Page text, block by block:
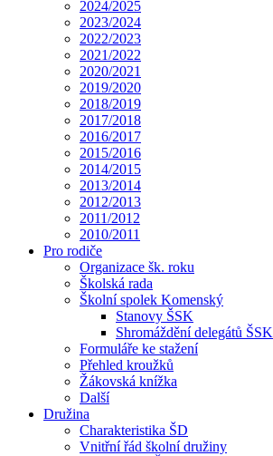
2024/2025
2023/2024
2022/2023
2021/2022
2020/2021
2019/2020
2018/2019
2017/2018
2016/2017
2015/2016
2014/2015
2013/2014
2012/2013
2011/2012
2010/2011
Pro rodiče
Organizace šk. roku
Školská rada
Školní spolek Komenský
Stanovy ŠSK
Shromáždění delegátů ŠSK
Formuláře ke stažení
Přehled kroužků
Žákovská knížka
Další
Družina
Charakteristika ŠD
Vnitřní řád školní družiny